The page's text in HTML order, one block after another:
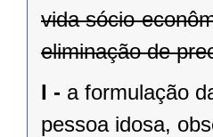
vida sócio-
eliminação de
I - a formulação
pessoa idosa,